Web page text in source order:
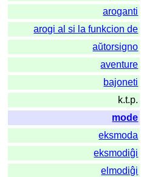
aroganti
arogi al si la funkcion de
aŭtorsigno
aventure
bajoneti
k.t.p.
mode
eksmoda
eksmodiĝi
elmodiĝi